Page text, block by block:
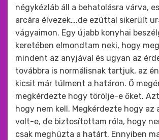
négykézláb áll a behatolásra várva,
arcára élvezek….de ezúttal sikerült
vágyaimon. Egy újabb konyhai
keretében elmondtam neki, hogy
mindent az anyjával és ugyan az
továbbra is normálisnak tartjuk, az
kicsit már túlment a határon. Ő
megkérdezte hogy törölje-e őket.
hogy nem kell. Megkérdezte hogy az
volt-e, de biztosítottam róla, hogy
csak meghúzta a határt. Ennyiben